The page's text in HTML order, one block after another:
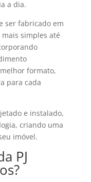
a dia.
ser fabricado em
simples até
formato,
para cada
e instalado,
criando uma
imóvel.
PJ